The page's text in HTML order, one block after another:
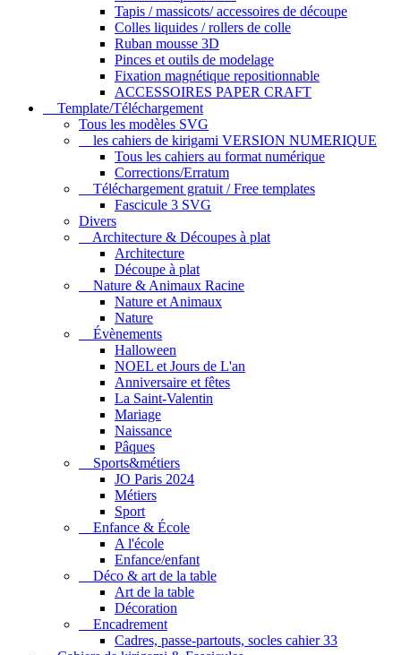
Tapis / massicots/ accessoires de découpe
Colles liquides / rollers de colle
Ruban mousse 3D
Pinces et outils de modelage
Fixation magnétique repositionnable
ACCESSOIRES PAPER CRAFT
Template/Téléchargement
Tous les modèles SVG
les cahiers de kirigami VERSION NUMERIQUE
Tous les cahiers au format numérique
Corrections/Erratum
Téléchargement gratuit / Free templates
Fascicule 3 SVG
Divers
Architecture & Découpes à plat
Architecture
Découpe à plat
Nature & Animaux Racine
Nature et Animaux
Nature
Évènements
Halloween
NOEL et Jours de L'an
Anniversaire et fêtes
La Saint-Valentin
Mariage
Naissance
Pâques
Sports&métiers
JO Paris 2024
Métiers
Sport
Enfance & École
A l'école
Enfance/enfant
Déco & art de la table
Art de la table
Décoration
Encadrement
Cadres, passe-partouts, socles cahier 33